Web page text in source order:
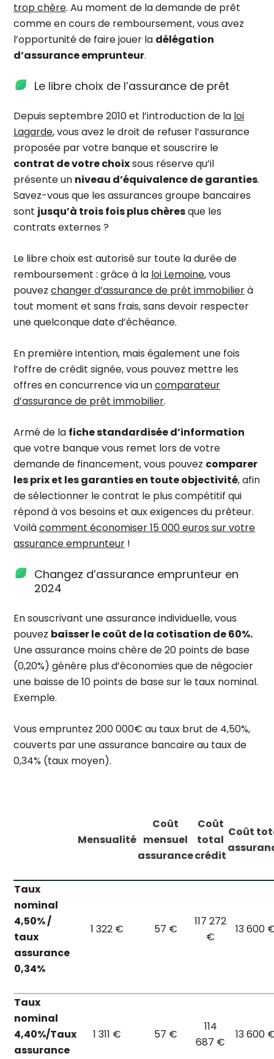
trop chère. Au moment de la demande de prêt
comme en cours de remboursement, vous avez
l’opportunité de faire jouer la délégation
d’assurance emprunteur.
Le libre choix de l’assurance de prêt
Depuis septembre 2010 et l’introduction de la loi
Lagarde, vous avez le droit de refuser l’assurance
proposée par votre banque et souscrire le
contrat de votre choixsous réserve qu’il
présente un niveau d’équivalence de garanties.
Savez-vous que les assurances groupe bancaires
sont jusqu’à trois fois plus chèresque les
contrats externes ?
Le libre choix est autorisé sur toute la durée de
remboursement : grâce à la loi Lemoine, vous
pouvez changer d’assurance de prêt immobilierà
tout moment et sans frais, sans devoir respecter
une quelconque date d’échéance.
En première intention, mais également une fois
l’offre de crédit signée, vous pouvez mettre les
offres en concurrence via uncomparateur
d’assurance de prêt immobilier.
Armé de la fiche standardisée d’information
que votre banque vous remet lors de votre
demande de financement, vous pouvez comparer
les prix et les garanties en toute objectivité, afin
de sélectionner le contrat le plus compétitif qui
répond à vos besoins et aux exigences du prêteur.
Voilàcomment économiser 15 000 euros sur votre
assurance emprunteur !
Changez d’assurance emprunteur en
2024
En souscrivant une assurance individuelle, vous
pouvez baisser le coût de la cotisation de 60%.
Une assurance moins chère de 20 points de base
(0,20%) génère plus d’économies que de négocier
une baisse de 10 points de base sur le taux nominal.
Exemple.
Vous empruntez 200 000€ au taux brut de 4,50%,
couverts par une assurance bancaire au taux de
0,34% (taux moyen).
Mensualité
Coût
mensuel
assurance
Coût
total
crédit
Coût
Taux
nominal
4,50% /
taux
assurance
0,34%
1 322 € 57 €
117 272
€
13 600
Taux
nominal
4,40%/Taux
assurance
1 311 € 57 €
114
687 €
13 600